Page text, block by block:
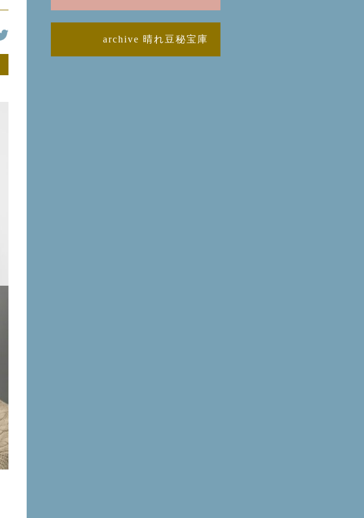
archive 晴れ豆秘宝庫